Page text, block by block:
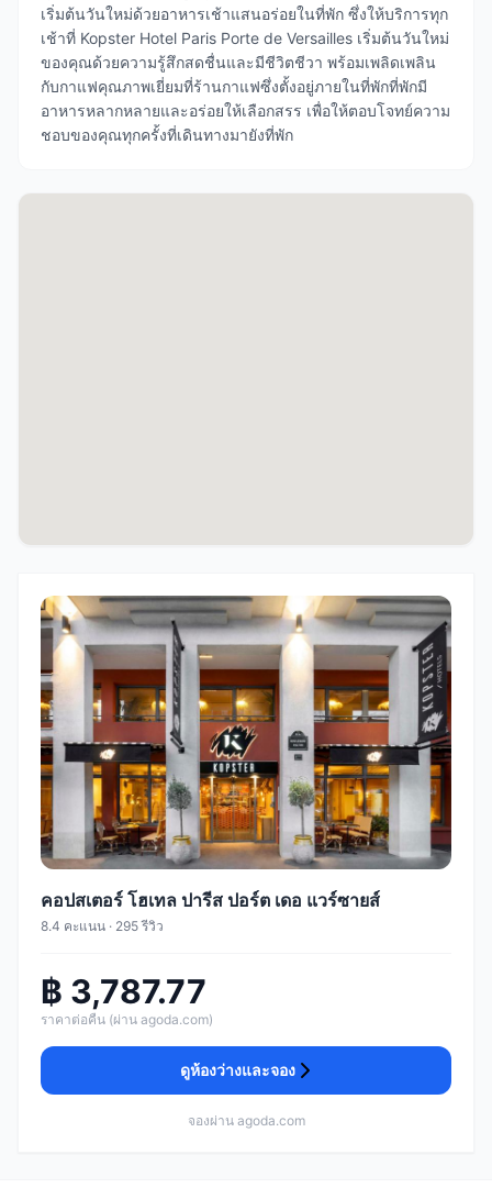
เริ่มต้นวันใหม่ด้วยอาหารเช้าแสนอร่อยในที่พัก ซึ่งให้บริการทุก
เช้าที่ Kopster Hotel Paris Porte de Versailles เริ่มต้นวันใหม่
ของคุณด้วยความรู้สึกสดชื่นและมีชีวิตชีวา พร้อมเพลิดเพลิน
กับกาแฟคุณภาพเยี่ยมที่ร้านกาแฟซึ่งตั้งอยู่ภายในที่พักที่พักมี
อาหารหลากหลายและอร่อยให้เลือกสรร เพื่อให้ตอบโจทย์ความ
ชอบของคุณทุกครั้งที่เดินทางมายังที่พัก
คอปสเตอร์ โฮเทล ปารีส ปอร์ต เดอ แวร์ซายส์
8.4 คะแนน · 295 รีวิว
฿ 3,787.77
ราคาต่อคืน (ผ่าน agoda.com)
ดูห้องว่างและจอง
จองผ่าน agoda.com